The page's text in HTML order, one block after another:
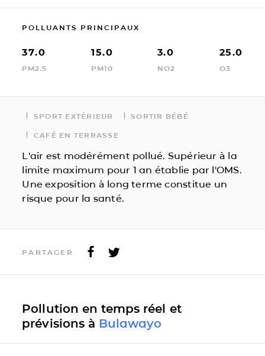
POLLUANTS PRINCIPAUX
37.0
PM2.5
15.0
PM10
3.0
NO2
25.0
O3
SPORT EXTÉRIEUR SORTIR BÉBÉ
CAFÉ EN TERRASSE
L'air est modérément pollué. Supérieur à la
limite maximum pour 1 an établie par l'OMS.
Une exposition à long terme constitue un
risque pour la santé.
PARTAGER
Pollution en temps réel et
prévisions à Bulawayo